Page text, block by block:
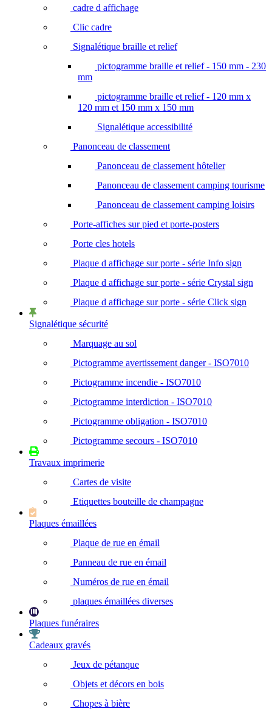
cadre d affichage
Clic cadre
Signalétique braille et relief
pictogramme braille et relief - 150 mm - 230
mm
pictogramme braille et relief - 120 mm x
120 mm et 150 mm x 150 mm
Signalétique accessibilité
Panonceau de classement
Panonceau de classement hôtelier
Panonceau de classement camping tourisme
Panonceau de classement camping loisirs
Porte-affiches sur pied et porte-posters
Porte cles hotels
Plaque d affichage sur porte - série Info sign
Plaque d affichage sur porte - série Crystal sign
Plaque d affichage sur porte - série Click sign
Signalétique sécurité
Marquage au sol
Pictogramme avertissement danger - ISO7010
Pictogramme incendie - ISO7010
Pictogramme interdiction - ISO7010
Pictogramme obligation - ISO7010
Pictogramme secours - ISO7010
Travaux imprimerie
Cartes de visite
Etiquettes bouteille de champagne
Plaques émaillées
Plaque de rue en émail
Panneau de rue en émail
Numéros de rue en émail
plaques émaillées diverses
Plaques funéraires
Cadeaux gravés
Jeux de pétanque
Objets et décors en bois
Chopes à bière